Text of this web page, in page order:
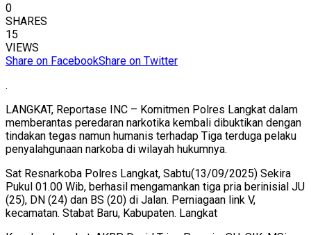
0
SHARES
15
VIEWS
Share on FacebookShare on Twitter
.
LANGKAT, Reportase INC – Komitmen Polres Langkat dalam
memberantas peredaran narkotika kembali dibuktikan dengan
tindakan tegas namun humanis terhadap Tiga terduga pelaku
penyalahgunaan narkoba di wilayah hukumnya.
Sat Resnarkoba Polres Langkat, Sabtu(13/09/2025) Sekira
Pukul 01.00 Wib, berhasil mengamankan tiga pria berinisial JU
(25), DN (24) dan BS (20) di Jalan. Perniagaan link V,
kecamatan. Stabat Baru, Kabupaten. Langkat